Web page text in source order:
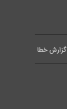
گزارش خطا